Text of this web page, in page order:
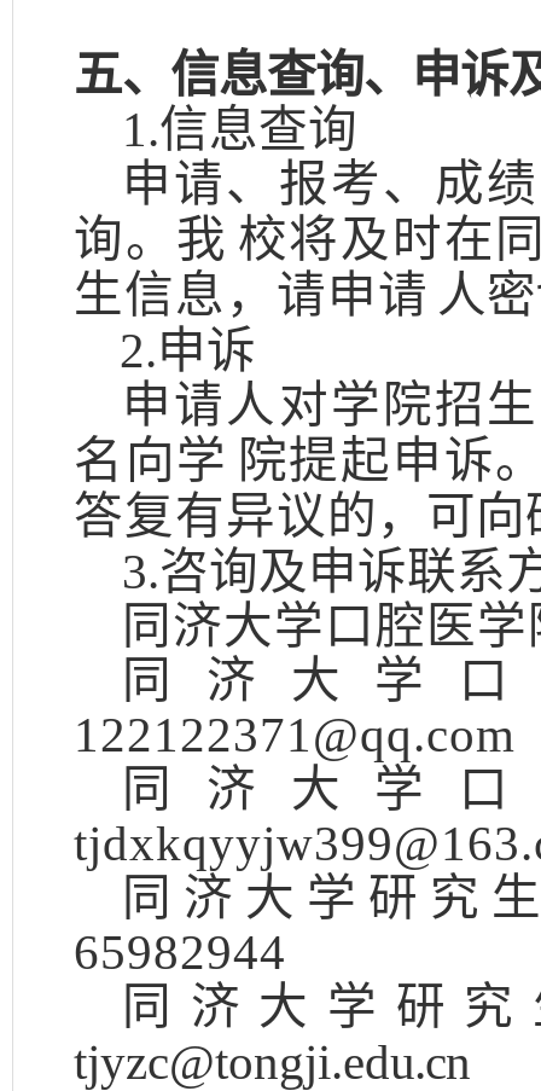
五、信息查询、申诉
1.信息查询
申请、报考、成
询。我 校将及时在
生信息，请申请 人
2.申诉
申请人对学院招
名向学 院提起申诉
答复有异议的，可
3.咨询及申诉联系
同济大学口腔医
同济大学
122122371@qq.com
同济大学
同济大学研究
65982944
同济大学研
tjyzc@tongji.edu.cn